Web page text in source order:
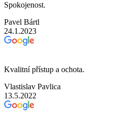
Spokojenost.
Pavel Bártl
24.1.2023
Kvalitní přístup a ochota.
Vlastislav Pavlica
13.5.2022